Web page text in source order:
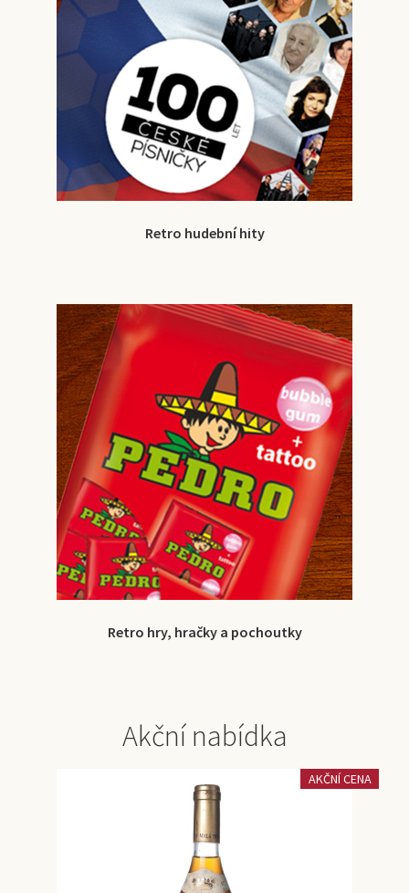
Retro hudební hity
Retro hry, hračky a pochoutky
Akční nabídka
AKČNÍ CENA